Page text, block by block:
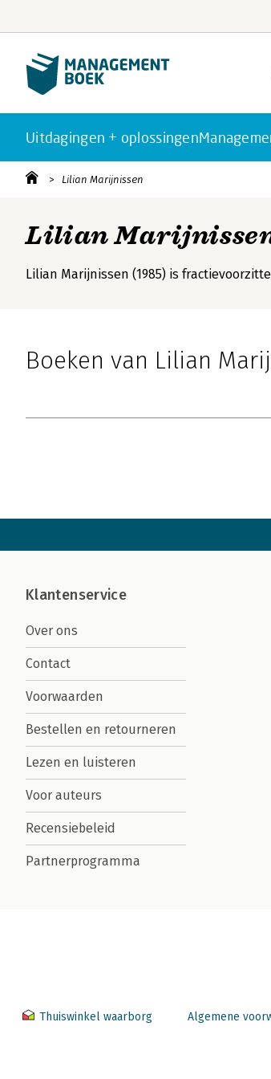
Uitdagingen + oplossingen
Lilian Marijnissen
Lilian
Lilian Marijnissen (1985) is
Boeken van Lilian
Klantenservice
Over ons
Contact
Voorwaarden
Bestellen en retourneren
Lezen en luisteren
Voor auteurs
Recensiebeleid
Partnerprogramma
Thuiswinkel waarborg Algemene